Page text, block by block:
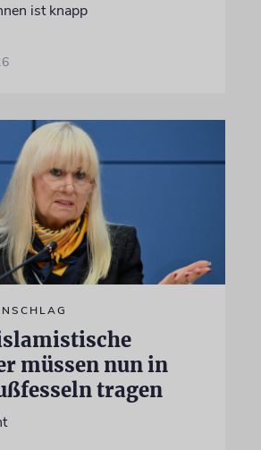
ist knapp
müssen nun in
tragen